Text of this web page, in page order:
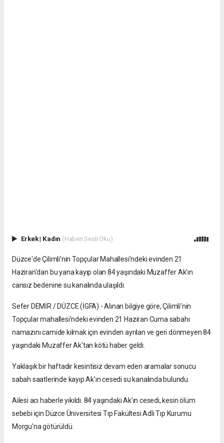
Erkek| Kadın (Haberi Sesli Oku)
Düzce'de Çilimli’nin Topçular Mahallesi’ndeki evinden 21
Haziran'dan bu yana kayıp olan 84 yaşındaki Muzaffer Ak'ın
cansız bedenine su kanalında ulaşıldı.
Sefer DEMİR / DÜZCE (İGFA) - Alınan bilgiye göre, Çilimli’nin
Topçular mahallesi’ndeki evinden 21 Haziran Cuma sabahı
namazını camide kılmak için evinden ayrılan ve geri dönmeyen 84
yaşındaki Muzaffer Ak'tan kötü haber geldi.
Yaklaşık bir haftadır kesintisiz devam eden aramalar sonucu
sabah saatlerinde kayıp Ak'ın cesedi su kanalında bulundu.
Ailesi acı haberle yıkıldı. 84 yaşındaki Ak'ın cesedi, kesin ölüm
sebebi için Düzce Üniversitesi Tıp Fakültesi Adli Tıp Kurumu
Morgu'na götürüldü.